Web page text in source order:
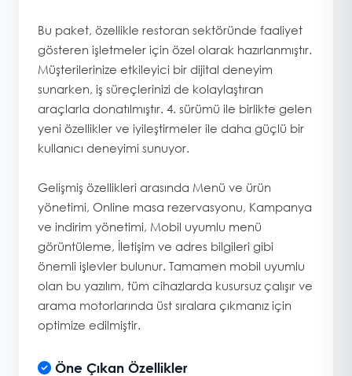
Bu paket, özellikle restoran sektöründe faaliyet
gösteren işletmeler için özel olarak hazırlanmıştır.
Müşterilerinize etkileyici bir dijital deneyim
sunarken, iş süreçlerinizi de kolaylaştıran
araçlarla donatılmıştır. 4. sürümü ile birlikte gelen
yeni özellikler ve iyileştirmeler ile daha güçlü bir
kullanıcı deneyimi sunuyor.
Gelişmiş özellikleri arasında Menü ve ürün
yönetimi, Online masa rezervasyonu, Kampanya
ve indirim yönetimi, Mobil uyumlu menü
görüntüleme, İletişim ve adres bilgileri gibi
önemli işlevler bulunur. Tamamen mobil uyumlu
olan bu yazılım, tüm cihazlarda kusursuz çalışır ve
arama motorlarında üst sıralara çıkmanız için
optimize edilmiştir.
Öne Çıkan Özellikler